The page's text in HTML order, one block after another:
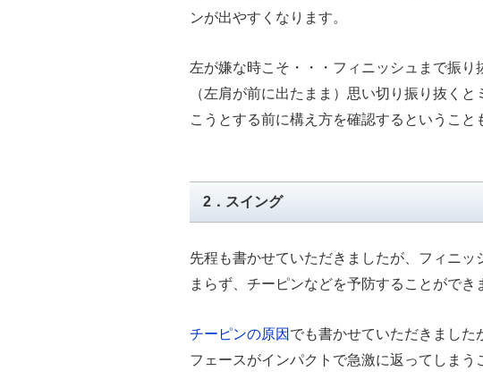
ンが出やすくなります。
左が嫌な時こそ・・・フィニッシュまで振
（左肩が前に出たまま）思い切り振り抜く
こうとする前に構え方を確認するということ
2．スイング
先程も書かせていただきましたが、フィニ
まらず、チーピンなどを予防することができ
チーピンの原因 でも書かせていただきました
フェースがインパクトで急激に返ってしまう